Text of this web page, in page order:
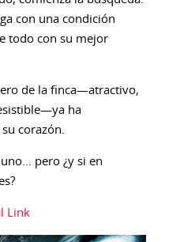
con una condición
todo con su mejor
de la finca—atractivo,
ha
corazón.
pero ¿y si en
Link